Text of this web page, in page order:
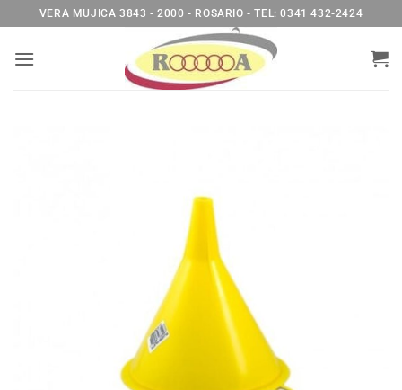
al
contenido
VERA MUJICA 3843 - 2000 - ROSARIO - TEL: 0341 432-2424